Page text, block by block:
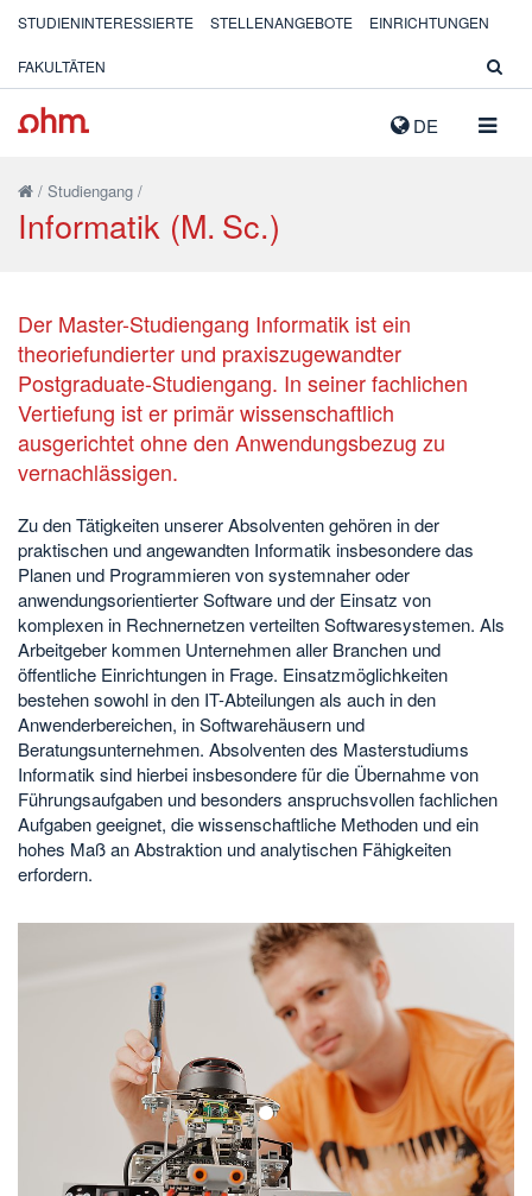
DE
STUDIENINTERESSIERTE STELLENANGEBOTE EINRICHTUNGEN
FAKULTÄTEN
/ Studiengang /
Informatik (M. Sc.)
Der Master-Studiengang Informatik ist ein
theoriefundierter und praxiszugewandter
Postgraduate-Studiengang. In seiner fachlichen
Vertiefung ist er primär wissenschaftlich
ausgerichtet ohne den Anwendungsbezug zu
vernachlässigen.
Zu den Tätigkeiten unserer Absolventen gehören in der
praktischen und angewandten Informatik insbesondere das
Planen und Programmieren von systemnaher oder
anwendungsorientierter Software und der Einsatz von
komplexen in Rechnernetzen verteilten Softwaresystemen. Als
Arbeitgeber kommen Unternehmen aller Branchen und
öffentliche Einrichtungen in Frage. Einsatzmöglichkeiten
bestehen sowohl in den IT-Abteilungen als auch in den
Anwenderbereichen, in Softwarehäusern und
Beratungsunternehmen. Absolventen des Masterstudiums
Informatik sind hierbei insbesondere für die Übernahme von
Führungsaufgaben und besonders anspruchsvollen fachlichen
Aufgaben geeignet, die wissenschaftliche Methoden und ein
hohes Maß an Abstraktion und analytischen Fähigkeiten
erfordern.
1